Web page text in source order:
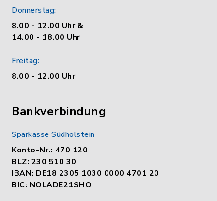
Donnerstag:
8.00 - 12.00 Uhr &
14.00 - 18.00 Uhr
Freitag:
8.00 - 12.00 Uhr
Bankverbindung
Sparkasse Südholstein
Konto-Nr.: 470 120
BLZ: 230 510 30
IBAN: DE18 2305 1030 0000 4701 20
BIC: NOLADE21SHO